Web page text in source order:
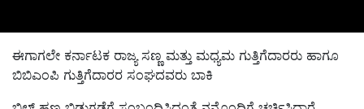
ಈಗಾಗಲೇ ಕರ್ನಾಟಕ ರಾಜ್ಯ ಸಣ್ಣ ಮತ್ತು ಮಧ್ಯಮ ಗುತ್ತಿಗೆದಾರರು ಹಾಗೂ
ಬಿಬಿಎಂಪಿ ಗುತ್ತಿಗೆದಾರರ ಸಂಘದವರು ಬಾಕಿ